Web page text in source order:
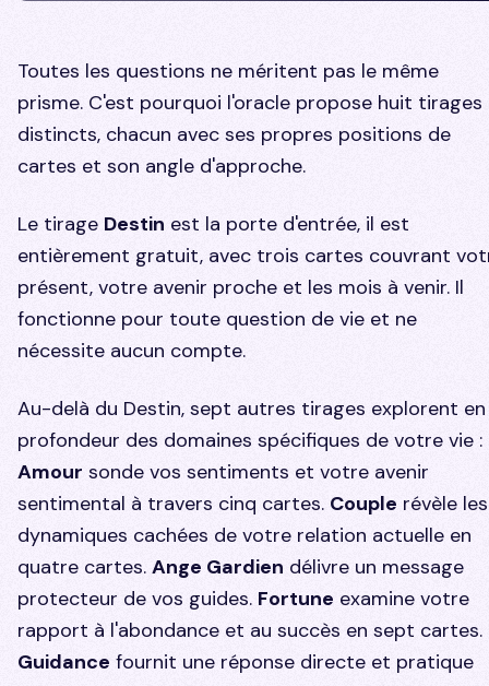
Toutes les questions ne méritent pas le même
prisme. C'est pourquoi l'oracle propose huit tirages
distincts, chacun avec ses propres positions de
cartes et son angle d'approche.
Le tirage Destin est la porte d'entrée, il est
entièrement gratuit, avec trois cartes couvrant
présent, votre avenir proche et les mois à venir. Il
fonctionne pour toute question de vie et ne
nécessite aucun compte.
Au-delà du Destin, sept autres tirages explorent en
profondeur des domaines spécifiques de votre vie :
Amour sonde vos sentiments et votre avenir
sentimental à travers cinq cartes. Couple révèle les
dynamiques cachées de votre relation actuelle en
quatre cartes. Ange Gardien délivre un message
protecteur de vos guides. Fortune examine votre
rapport à l'abondance et au succès en sept cartes.
Guidance fournit une réponse directe et pratique